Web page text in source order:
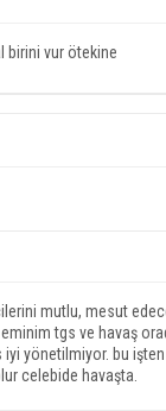
birini vur ötekine
mutlu, mesut
eminim tgs ve havaş
yönetilmiyor. bu
celebide havaşta.